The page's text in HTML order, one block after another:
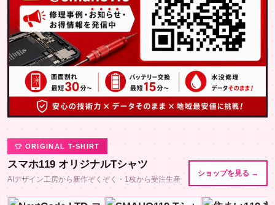
👕 ORIGINAL T-SHIRT
スマホ119 オリジナルTシャツ
AIデザイン工房から新作ぞくぞく・1枚から受注生産
ショップを見る →